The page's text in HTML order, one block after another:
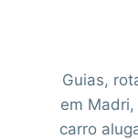
Guias,
em
carro